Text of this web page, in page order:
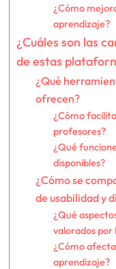
¿Cómo
aprendizaje?
¿Cuáles son las
de estas
¿Qué
ofrecen?
¿Cómo
profesores?
¿Qué
disponibles?
¿Cómo se
de usabilidad y
¿Qué
valorados por
¿Cómo
aprendizaje?